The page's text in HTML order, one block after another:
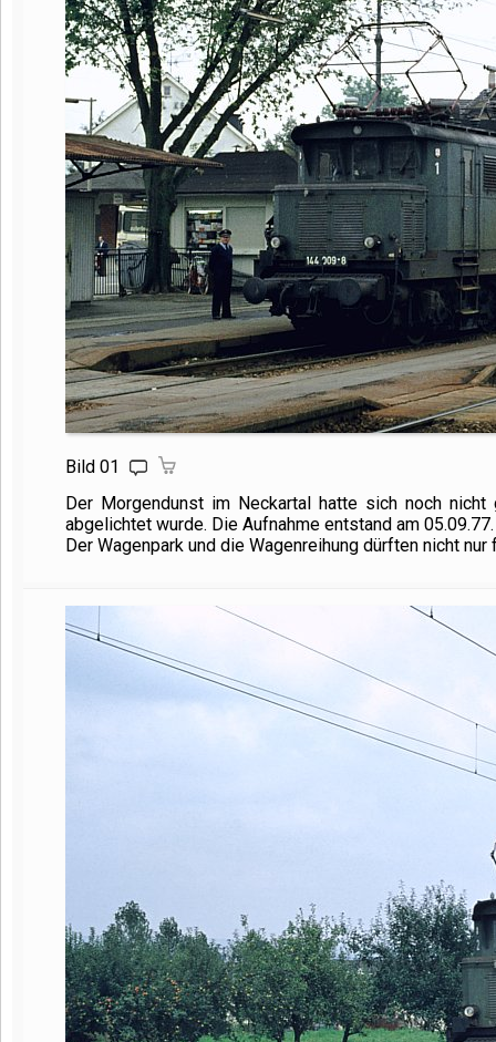
Bild 01
Der Morgendunst im Neckartal hatte sich noch
abgelichtet wurde. Die Aufnahme entstand am 05.09.77.
Der Wagenpark und die Wagenreihung dürften nicht